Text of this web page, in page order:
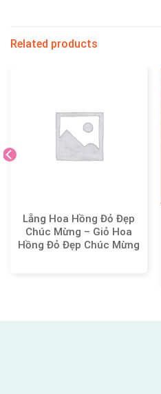
Related products
Lẵng Hoa Hồng Đỏ Đẹp
Chúc Mừng – Giỏ Hoa
Hồng Đỏ Đẹp Chúc Mừng